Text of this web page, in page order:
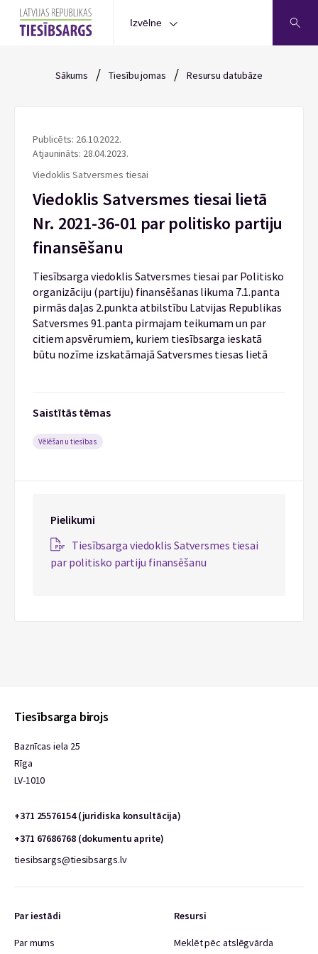
Izvēlne
Sākums / Tiesību jomas / Resursu datubāze
Publicēts: 26.10.2022.
Atjaunināts: 28.04.2023.
Viedoklis Satversmes tiesai
Viedoklis Satversmes tiesai lietā
Nr. 2021-36-01 par politisko partiju
finansēšanu
Tiesībsarga viedoklis Satversmes tiesai par Politisko
organizāciju (partiju) finansēšanas likuma 7.1.panta
pirmās daļas 2.punkta atbilstību Latvijas Republikas
Satversmes 91.panta pirmajam teikumam un par
citiem apsvērumiem, kuriem tiesībsarga ieskatā
būtu nozīme izskatāmajā Satversmes tiesas lietā
Saistītās tēmas
Vēlēšanu tiesības
Pielikumi
Tiesībsarga viedoklis Satversmes tiesai
par politisko partiju finansēšanu
Tiesībsarga birojs
Baznīcas iela 25
Rīga
LV-1010
+371 25576154 (juridiska konsultācija)
+371 67686768 (dokumentu aprite)
tiesibsargs@tiesibsargs.lv
Par iestādi
Par mums
Resursi
Meklēt pēc atslēgvārda